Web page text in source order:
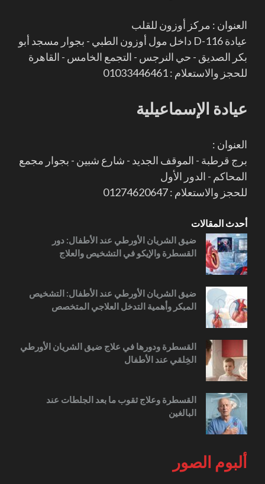
العنوان : مركز أوزون للقلب
عيادة D-116 داخل مول أوزون الطبي - بجوار مسجد أبو
بكر الصديق - حي النرجس - التجمع الخامس - القاهرة
للحجز والاستعلام : 01033446461
عيادة الإسماعيلية
العنوان :
برج قرطبة - الموقف الجديد - شارع شبين - بجوار مجمع
المحاكم - الدور الأول
للحجز والاستعلام : 01274620647
أحدث المقالات
ضيق الشريان الأورطي عند الأطفال: دور
القسطرة والإيكو في التشخيص والعلاج
ضيق الشريان الأورطي عند الأطفال: التشخيص
المبكر وأهمية التدخل العلاجي المتخصص
القسطرة ودورها في علاج ضيق الشريان الأورطي
الخِلقي عند الأطفال
القسطرة وعلاج ثقوب ما بعد الجلطات عند
البالغين
ألبوم الصور